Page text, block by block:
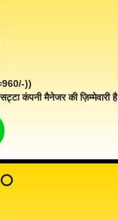
))
कंपनी मैनेजर की ज़िम्मेवारी है